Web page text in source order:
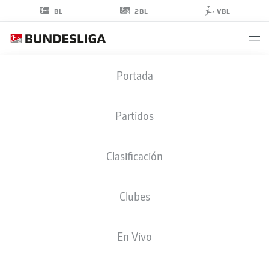
BL 2BL VBL
Portada
Partidos
Clasificación
Clubes
En Vivo